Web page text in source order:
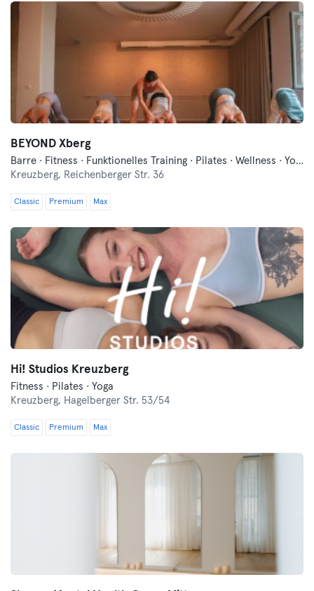
BEYOND Xberg
Barre · Fitness · Funktionelles Training · Pilates · Wellness · Yoga
Kreuzberg, Reichenberger Str. 36
Classic Premium Max
Hi! Studios Kreuzberg
Fitness · Pilates · Yoga
Kreuzberg, Hagelberger Str. 53/54
Classic Premium Max